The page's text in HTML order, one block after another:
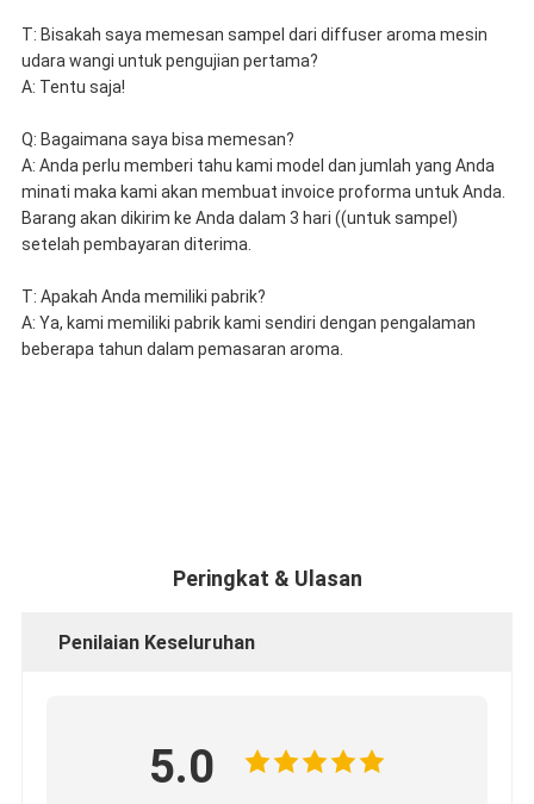
T: Bisakah saya memesan sampel dari diffuser aroma mesin
udara wangi untuk pengujian pertama?
A: Tentu saja!
Q: Bagaimana saya bisa memesan?
A: Anda perlu memberi tahu kami model dan jumlah yang Anda
minati maka kami akan membuat invoice proforma untuk Anda.
Barang akan dikirim ke Anda dalam 3 hari ((untuk sampel)
setelah pembayaran diterima.
T: Apakah Anda memiliki pabrik?
A: Ya, kami memiliki pabrik kami sendiri dengan pengalaman
beberapa tahun dalam pemasaran aroma.
Peringkat & Ulasan
Penilaian Keseluruhan
5.0